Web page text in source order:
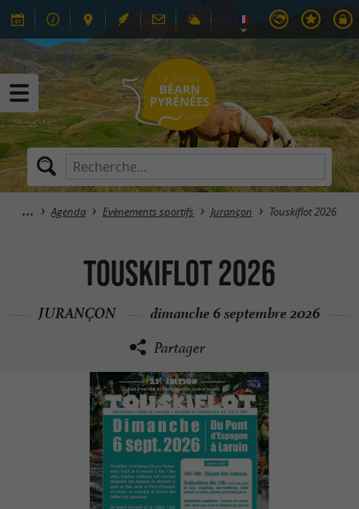
Agenda Evènements sportifs Jurançon Touskiflot 2026
Touskiflot 2026
JURANÇON dimanche 6 septembre 2026
Partager